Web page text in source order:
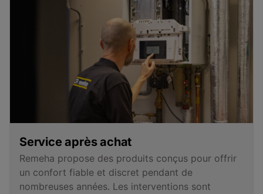
Service après achat
Remeha propose des produits conçus pour offrir
un confort fiable et discret pendant de
nombreuses années. Les interventions sont